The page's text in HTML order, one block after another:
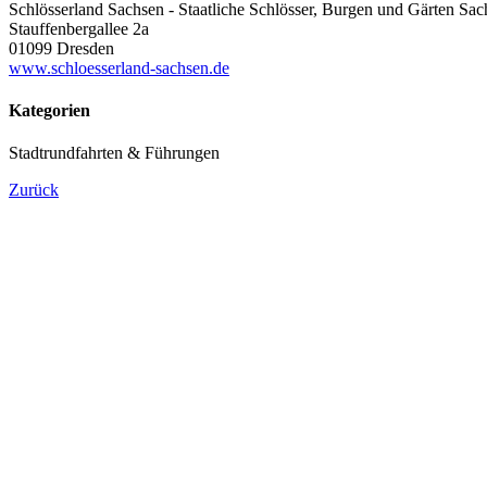
Schlösserland Sachsen - Staatliche Schlösser, Burgen und Gärten
Stauffenbergallee 2a
01099 Dresden
www.schloesserland-sachsen.de
Kategorien
Stadtrundfahrten & Führungen
Zurück